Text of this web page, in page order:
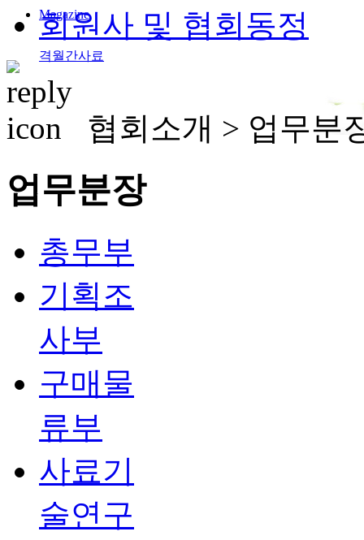
Magazine
격월간사료
회원사 및 협회동정
협회소개 > 업무분
업무분장
총무부
기획조
사부
구매물
류부
사료기
술연구